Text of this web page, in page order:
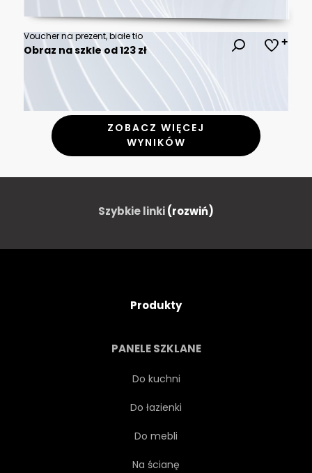
Voucher na prezent, białe tło
Obraz na szkle od 123 zł
ZOBACZ WIĘCEJ
WYNIKÓW
Szybkie linki(rozwiń)
Produkty
PANELE SZKLANE
Do kuchni
Do łazienki
Do mebli
Na ścianę